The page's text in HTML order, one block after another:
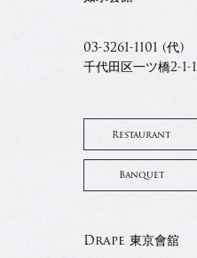
03-3261-1101 (代)
千代田区一ツ橋2-1-1
Restaurant
Banquet
Drape 東京會舘